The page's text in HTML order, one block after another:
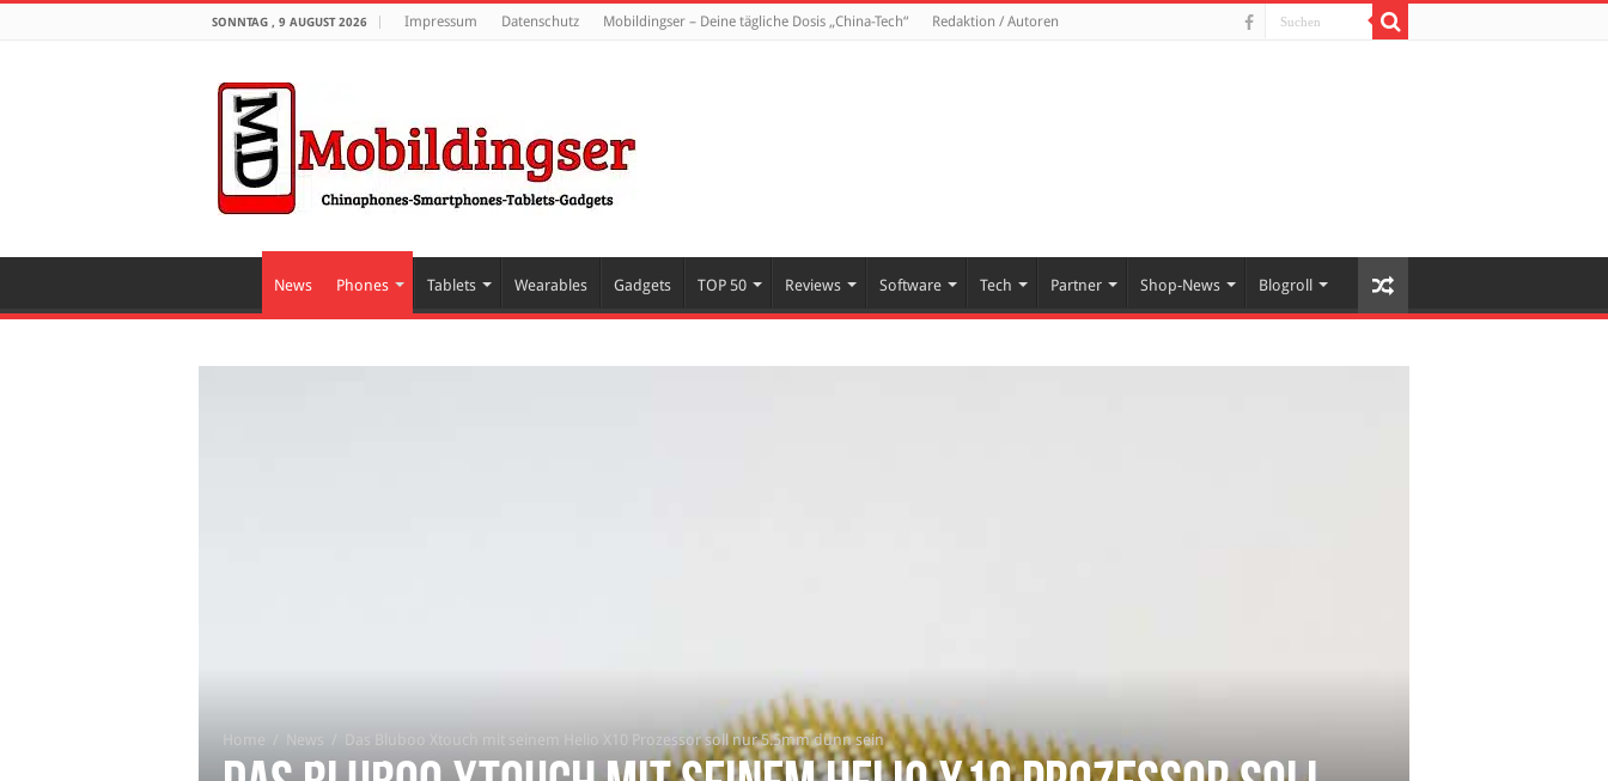
SONNTAG , 9 AUGUST 2026 Impressum Datenschutz Mobildingser – Deine tägliche Dosis „China-Tech“ Redaktion / Autoren
News Phones Tablets Wearables Gadgets TOP 50 Reviews Software Tech Partner Shop-News Blogroll
Home / News / Das Bluboo Xtouch mit seinem Helio X10 Prozessor soll nur 5.5mm dünn sein